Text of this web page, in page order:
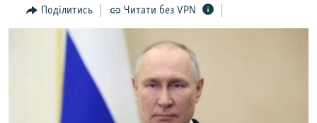
Перейти
до
ПОГЛЯД
ВСЕ ЗА ДЕНЬ
СПЕЦПРОЕКТИ
ДЕПОРТАЦІЯ
ЯК ОБІЙТИ БЛОКУВАННЯ
Поділитись Читати без VPN